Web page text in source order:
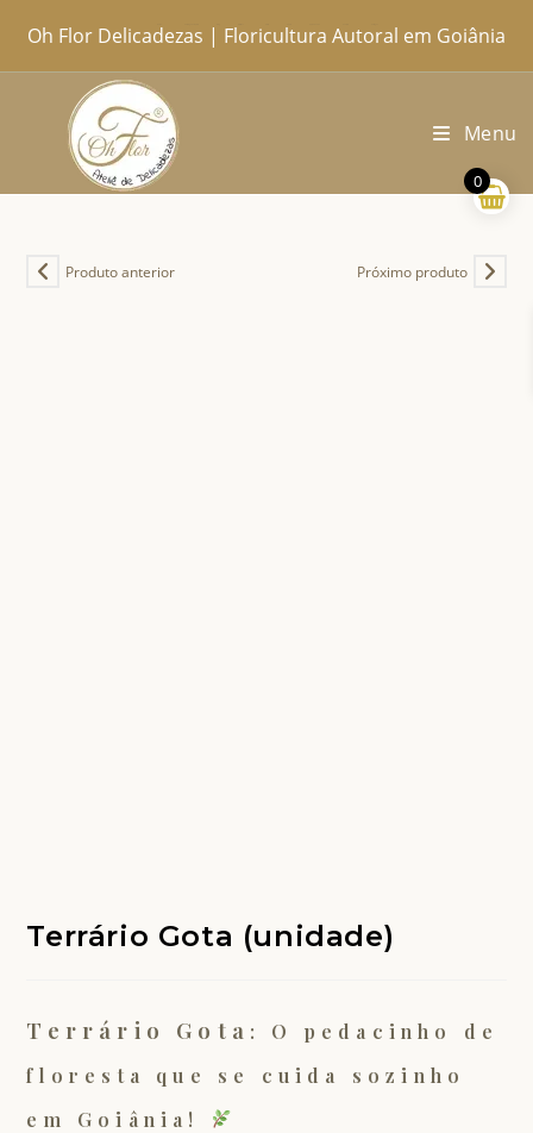
para
o
Oh Flor Delicadezas | Floricultura Autoral em Goiânia
Menu
Produto anterior Próximo produto
Terrário Gota (unidade)
Terrário Gota : O pedacinho de
floresta que se cuida sozinho
em Goiânia!
0